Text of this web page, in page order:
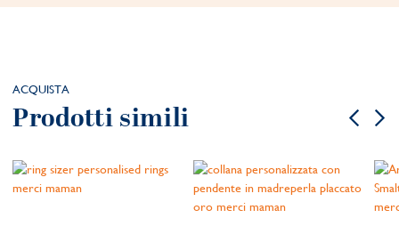
ACQUISTA
Prodotti simili